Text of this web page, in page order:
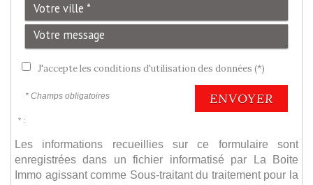
J'accepte les conditions d'utilisation des données (*)
* Champs obligatoires ENVOYER
* :
Les informations recueillies sur ce formulaire sont
enregistrées dans un fichier informatisé par La Boite
Immo agissant comme Sous-traitant du traitement pour la